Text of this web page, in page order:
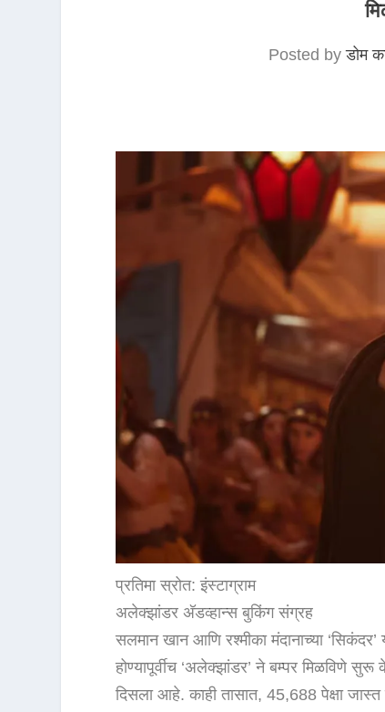
Posted byडोम
प्रतिमा स्रोत: इंस्टाग्राम
अलेक्झांडर अ‍ॅडव्हान्स बुकिंग संग्रह
सलमान खान आणि रश्मीका मंदानाच्या
होण्यापूर्वीच ‘अलेक्झांडर’ ने बम्पर मिळविणे
दिसला आहे. काही तासात, 45,688 पेक्षा